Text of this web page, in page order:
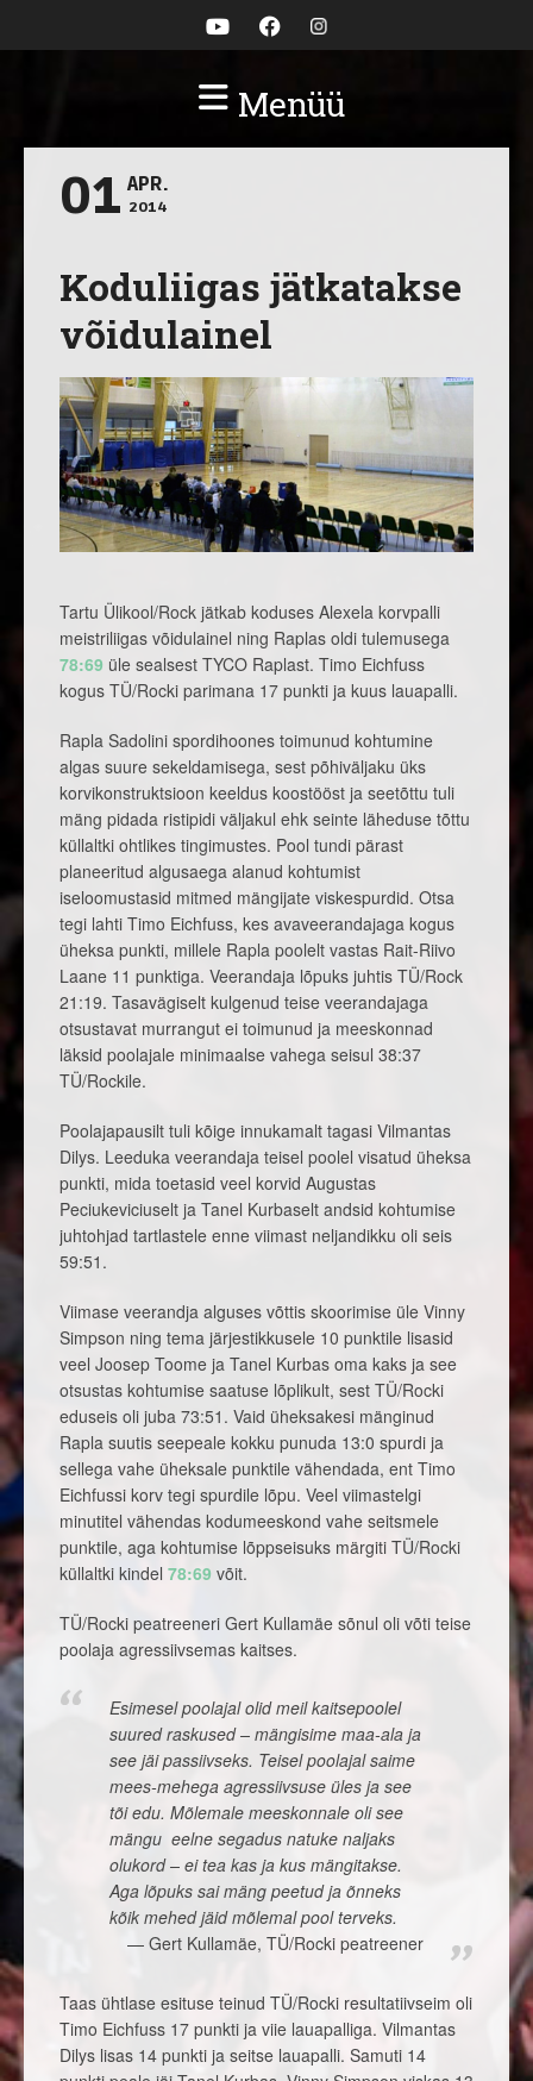
Menüü
01 APR.
2014
Koduliigas jätkatakse
võidulainel
Tartu Ülikool/Rock jätkab koduses Alexela korvpalli
meistriliigas võidulainel ning Raplas oldi tulemusega
78:69 üle sealsest TYCO Raplast. Timo Eichfuss
kogus TÜ/Rocki parimana 17 punkti ja kuus lauapalli.
Rapla Sadolini spordihoones toimunud kohtumine
algas suure sekeldamisega, sest põhiväljaku üks
korvikonstruktsioon keeldus koostööst ja seetõttu tuli
mäng pidada ristipidi väljakul ehk seinte läheduse tõttu
küllaltki ohtlikes tingimustes. Pool tundi pärast
planeeritud algusaega alanud kohtumist
iseloomustasid mitmed mängijate viskespurdid. Otsa
tegi lahti Timo Eichfuss, kes avaveerandajaga kogus
üheksa punkti, millele Rapla poolelt vastas Rait-Riivo
Laane 11 punktiga. Veerandaja lõpuks juhtis TÜ/Rock
21:19. Tasavägiselt kulgenud teise veerandajaga
otsustavat murrangut ei toimunud ja meeskonnad
läksid poolajale minimaalse vahega seisul 38:37
TÜ/Rockile.
Poolajapausilt tuli kõige innukamalt tagasi Vilmantas
Dilys. Leeduka veerandaja teisel poolel visatud üheksa
punkti, mida toetasid veel korvid Augustas
Peciukeviciuselt ja Tanel Kurbaselt andsid kohtumise
juhtohjad tartlastele enne viimast neljandikku oli seis
59:51.
Viimase veerandja alguses võttis skoorimise üle Vinny
Simpson ning tema järjestikkusele 10 punktile lisasid
veel Joosep Toome ja Tanel Kurbas oma kaks ja see
otsustas kohtumise saatuse lõplikult, sest TÜ/Rocki
eduseis oli juba 73:51. Vaid üheksakesi mänginud
Rapla suutis seepeale kokku punuda 13:0 spurdi ja
sellega vahe üheksale punktile vähendada, ent Timo
Eichfussi korv tegi spurdile lõpu. Veel viimastelgi
minutitel vähendas kodumeeskond vahe seitsmele
punktile, aga kohtumise lõppseisuks märgiti TÜ/Rocki
küllaltki kindel 78:69 võit.
TÜ/Rocki peatreeneri Gert Kullamäe sõnul oli võti teise
poolaja agressiivsemas kaitses.
Esimesel poolajal olid meil kaitsepoolel
suured raskused – mängisime maa-ala ja
see jäi passiivseks. Teisel poolajal saime
mees-mehega agressiivsuse üles ja see
tõi edu. Mõlemale meeskonnale oli see
mängu eelne segadus natuke naljaks
olukord – ei tea kas ja kus mängitakse.
Aga lõpuks sai mäng peetud ja õnneks
kõik mehed jäid mõlemal pool terveks.
Gert Kullamäe, TÜ/Rocki peatreener
Taas ühtlase esituse teinud TÜ/Rocki resultatiivseim oli
Timo Eichfuss 17 punkti ja viie lauapalliga. Vilmantas
Dilys lisas 14 punkti ja seitse lauapalli. Samuti 14